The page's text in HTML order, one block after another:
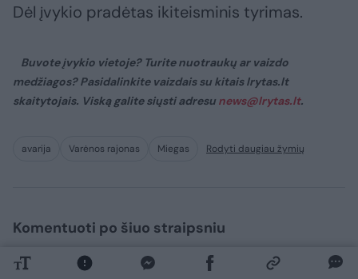
Dėl įvykio pradėtas ikiteisminis tyrimas.
Buvote įvykio vietoje? Turite nuotraukų ar vaizdo
medžiagos? Pasidalinkite vaizdais su kitais lrytas.lt
skaitytojais. Viską galite siųsti adresu news@lrytas.lt.
avarija Varėnos rajonas Miegas Rodyti daugiau žymių
Komentuoti po šiuo straipsniu
Komentuoti gali tik Lrytas registruoti vartotojai.